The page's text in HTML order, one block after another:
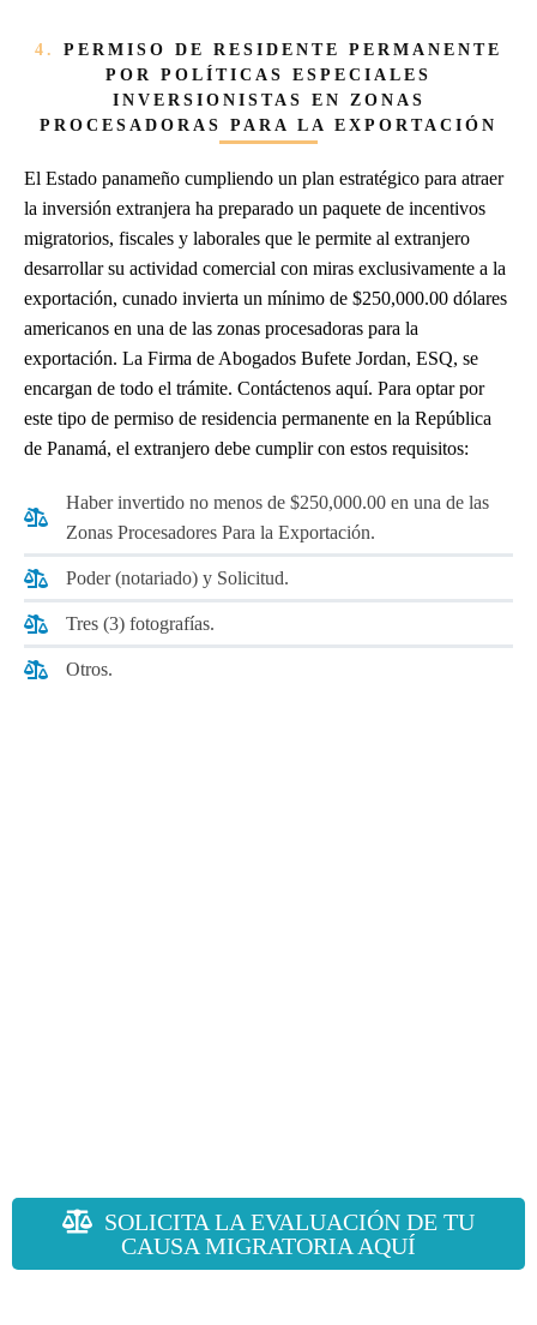
4. PERMISO DE RESIDENTE PERMANENTE
POR POLÍTICAS ESPECIALES
INVERSIONISTAS EN ZONAS
PROCESADORAS PARA LA EXPORTACIÓN
El Estado panameño cumpliendo un plan estratégico para atraer
la inversión extranjera ha preparado un paquete de incentivos
migratorios, fiscales y laborales que le permite al extranjero
desarrollar su actividad comercial con miras exclusivamente a la
exportación, cunado invierta un mínimo de $250,000.00 dólares
americanos en una de las zonas procesadoras para la
exportación. La Firma de Abogados Bufete Jordan, ESQ, se
encargan de todo el trámite. Contáctenos aquí. Para optar por
este tipo de permiso de residencia permanente en la República
de Panamá, el extranjero debe cumplir con estos requisitos:
Haber invertido no menos de $250,000.00 en una de las
Zonas Procesadores Para la Exportación.
Poder (notariado) y Solicitud.
Tres (3) fotografías.
Otros.
SOLICITA LA EVALUACIÓN DE TU
CAUSA MIGRATORIA AQUÍ